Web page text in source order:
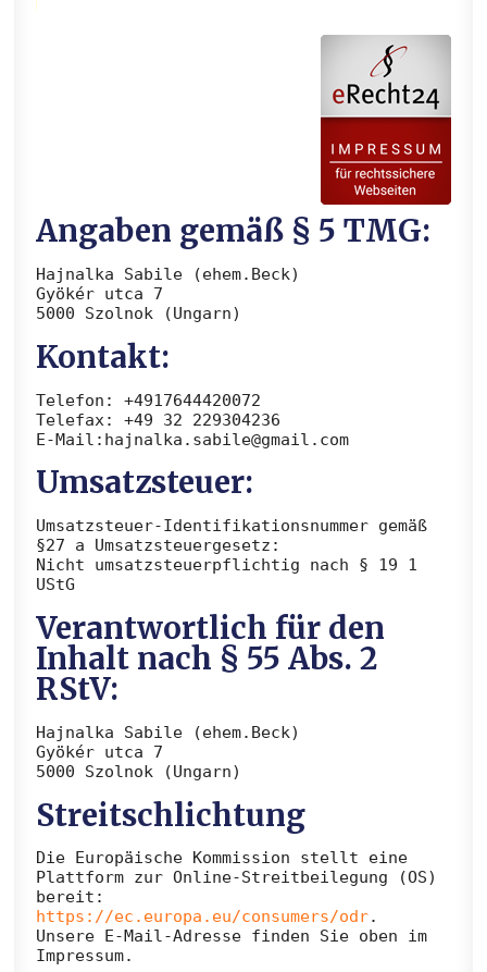
Angaben gemäß § 5 TMG:
Hajnalka Sabile (ehem.Beck)
Gyökér utca 7
5000 Szolnok (Ungarn)
Kontakt:
Telefon: +4917644420072
Telefax: +49 32 229304236
E-Mail:hajnalka.sabile@gmail.com
Umsatzsteuer:
Umsatzsteuer-Identifikationsnummer gemäß
§27 a Umsatzsteuergesetz:
Nicht umsatzsteuerpflichtig nach § 19 1
UStG
Verantwortlich für den
Inhalt nach § 55 Abs. 2
RStV:
Hajnalka Sabile (ehem.Beck)
Gyökér utca 7
5000 Szolnok (Ungarn)
Streitschlichtung
Die Europäische Kommission stellt eine
Plattform zur Online-Streitbeilegung (OS)
bereit:
https://ec.europa.eu/consumers/odr.
Unsere E-Mail-Adresse finden Sie oben im
Impressum.